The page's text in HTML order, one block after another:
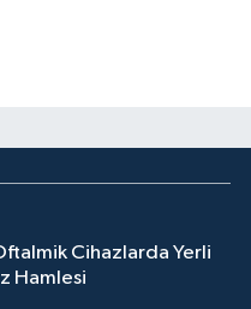
Cihazlarda Yerli
Hamlesi